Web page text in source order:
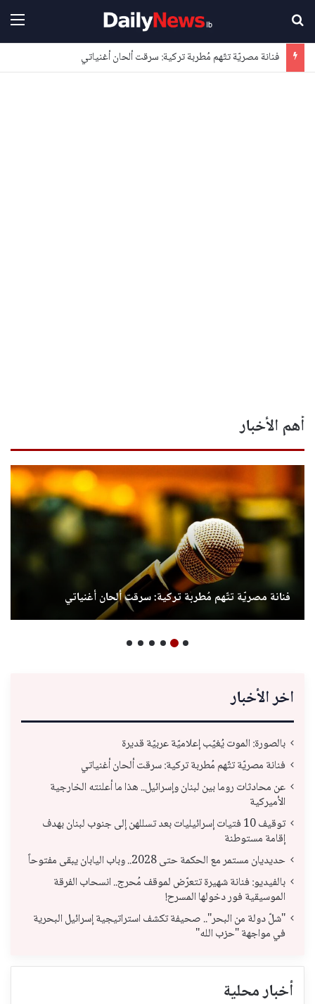
فنانة مصريّة تتّهم مُطربة تركية: سرقت ألحان أغنياتي
أهم الأخبار
فنانة مصريّة تتّهم مُطربة تركية: سرقت ألحان أغنياتي
اخر الأخبار
بالصورة: الموت يُغيّب إعلاميّة عربيّة قديرة
فنانة مصريّة تتّهم مُطربة تركية: سرقت ألحان أغنياتي
عن محادثات روما بين لبنان وإسرائيل.. هذا ما أعلنته الخارجية
الأميركية
توقيف 10 فتيات إسرائيليات بعد تسللهن إلى جنوب لبنان بهدف
إقامة مستوطنة
حديديان مستمر مع الحكمة حتى 2028.. وباب اليابان يبقى مفتوحاً
بالفيديو: فنانة شهيرة تتعرّض لموقف مُحرج.. انسحاب الفرقة
الموسيقية فور دخولها المسرح!
"شلّ دولة من البحر".. صحيفة تكشف استراتيجية إسرائيل البحرية
في مواجهة "حزب الله"
أخبار محلية